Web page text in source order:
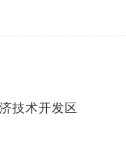
技术开发区